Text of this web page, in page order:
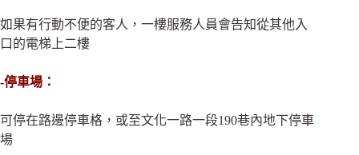
如果有行動不便的客人，一樓服務人員會告知從其他入
口的電梯上二樓
-停車場：
可停在路邊停車格，或至文化一路一段190巷內地下停車
場